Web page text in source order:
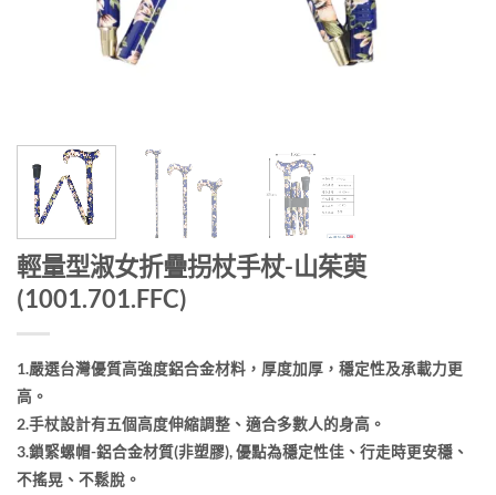
輕量型淑女折疊拐杖手杖-山茱萸
(1001.701.FFC)
1.嚴選台灣優質高強度鋁合金材料，厚度加厚，穩定性及承載力更
高。
2.手杖設計有五個高度伸縮調整、適合多數人的身高。
3.鎖緊螺帽-鋁合金材質(非塑膠), 優點為穩定性佳、行走時更安穩、
不搖晃、不鬆脫。